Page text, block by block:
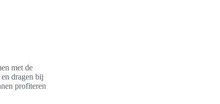
met de
dragen bij
profiteren